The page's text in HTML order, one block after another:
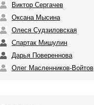
Виктор Сергачев
Оксана Мысина
Олеся Судзиловская
Спартак Мишулин
Дарья Повереннова
Олег Масленников-Войтов